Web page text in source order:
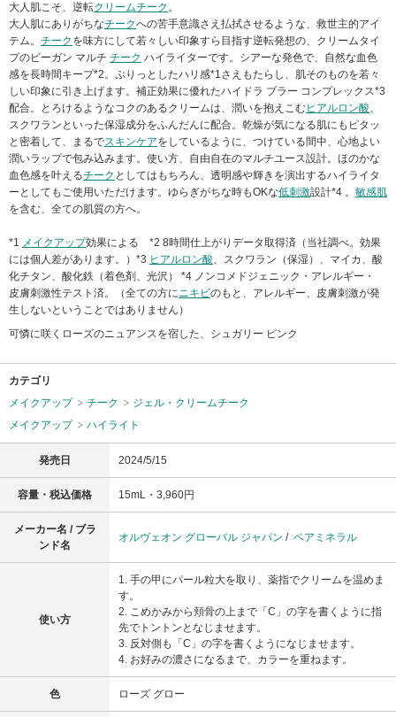
大人肌こそ、逆転クリームチーク 。
大人肌にありがちなチークへの苦手意識さえ払拭させるような、救世主的アイ
テム。 チーク を味方にして若々しい印象すら目指す逆転発想の、クリームタイ
プのビーガン マルチ チーク ハイライターです。シアーな発色で、自然な血色
感を長時間キープ*2。ぷりっとしたハリ感*1さえもたらし、肌そのものを若々
しい印象に引き上げます。補正効果に優れたハイドラ ブラー コンプレックス*3
配合。とろけるようなコクのあるクリームは、潤いを抱えこむヒアルロン酸、
スクワランといった保湿成分をふんだんに配合。乾燥が気になる肌にもピタッ
と密着して、まるでスキンケアをしているように、つけている間中、心地よい
潤いラップで包み込みます。使い方、自由自在のマルチユース設計。ほのかな
血色感を叶えるチーク としてはもちろん、透明感や輝きを演出するハイライタ
ーとしてもご使用いただけます。ゆらぎがちな時もOKな低刺激設計*4 。 敏感肌
を含む、全ての肌質の方へ。
*1 メイクアップ効果による *2 8時間仕上がりデータ取得済（当社調べ。効果
には個人差があります。）*3 ヒアルロン酸、スクワラン（保湿）、マイカ、酸
化チタン、酸化鉄（着色剤、光沢） *4 ノンコメドジェニック・アレルギー・
皮膚刺激性テスト済。（全ての方にニキビのもと、アレルギー、皮膚刺激が発
生しないということではありません）
可憐に咲くローズのニュアンスを宿した、シュガリー ピンク
カテゴリ
メイクアップ
チーク
ジェル・クリームチーク
メイクアップ
ハイライト
発売日 2024/5/15
容量・税込価格 15mL・3,960円
メーカー名 / ブラ
ンド名
オルヴェオン グローバル ジャパン / ベアミネラル
使い方
1. 手の甲にパール粒大を取り、薬指でクリームを温めま
す。
2. こめかみから頬骨の上まで「C」の字を書くように指
先でトントンとなじませます。
3. 反対側も「C」の字を書くようになじませます。
4. お好みの濃さになるまで、カラーを重ねます。
色 ローズ グロー